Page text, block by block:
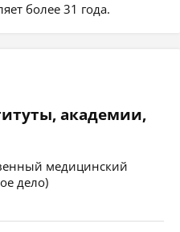
более 31 года.
академии,
медицинский
дело)